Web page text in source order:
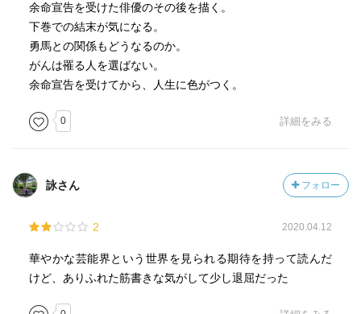
余命宣告を受けた俳優のその後を描く。
下巻での結末が気になる。
勇馬との関係もどうなるのか。
がんは罹る人を選ばない。
余命宣告を受けてから、人生に色がつく。
0 詳細をみる
詠さん フォロー
2 2020.04.12
華やかな芸能界という世界を見られる期待を持って読んだ
けど、ありふれた筋書きな気がして少し退屈だった